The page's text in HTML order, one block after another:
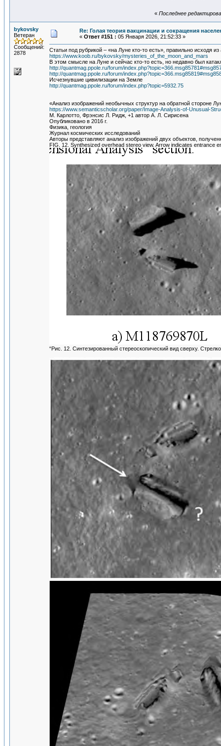
« Последнее
bykovsky
Ветеран
Сообщений:
2878
Re: Голая теория вакцинации и сокращения
« Ответ #151 : 05 Января 2026, 21:52:33 »
Статьи под рубрикой – «на Луне кто-то есть», правильно исходя
https://www.koob.ru/bykovsky/mysteries_of_the_moon_and_mars
В этом смысле на Луне и сейчас кто-то есть, но недавно был
http://quantmag.ppole.ru/forum/
http://quantmag.ppole.ru/forum/
Исчезнувшие цивилизации на Земле
http://quantmag.ppole.ru/forum/index.php?topic=5932.75
«Анализ изображений необычных структур на обратной стороне
https://www.semanticscholar.org/paper/Image-Analysis-of-Unusual-
М. Карлотто, Фрэнсис Л. Ридж, +1 автор А. Л. Сирисена
Опубликовано в 2016 г.
Физика, геология
Журнал космических исследований
Авторы представляют анализ изображений двух объектов,
FIG. 12. Synthesized overhead stereo view. Arrow indicates entrance
“Рис. 12. Синтезированный стереоскопический вид сверху.